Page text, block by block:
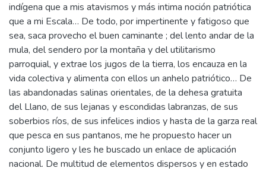
indígena que a mis atavismos y más intima noción patriótica
que a mi Escala… De todo, por impertinente y fatigoso que
sea, saca provecho el buen caminante ; del lento andar de la
mula, del sendero por la montaña y del utilitarismo
parroquial, y extrae los jugos de la tierra, los encauza en la
vida colectiva y alimenta con ellos un anhelo patriótico… De
las abandonadas salinas orientales, de la dehesa gratuita
del Llano, de sus lejanas y escondidas labranzas, de sus
soberbios ríos, de sus infelices indios y hasta de la garza real
que pesca en sus pantanos, me he propuesto hacer un
conjunto ligero y les he buscado un enlace de aplicación
nacional. De multitud de elementos dispersos y en estado